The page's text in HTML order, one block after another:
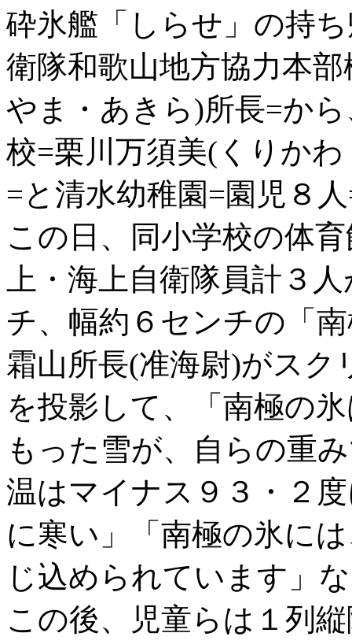
砕氷艦「しらせ」の持
衛隊和歌山地方協力本
やま・あきら)所長=か
校=栗川万須美(くりか
=と清水幼稚園=園児８
この日、同小学校の体
上・海上自衛隊員計３
チ、幅約６センチの「
霜山所長(准海尉)がスク
を投影して、「南極の
もった雪が、自らの重
温はマイナス９３・２
に寒い」「南極の氷に
じ込められています」
この後、児童らは１列